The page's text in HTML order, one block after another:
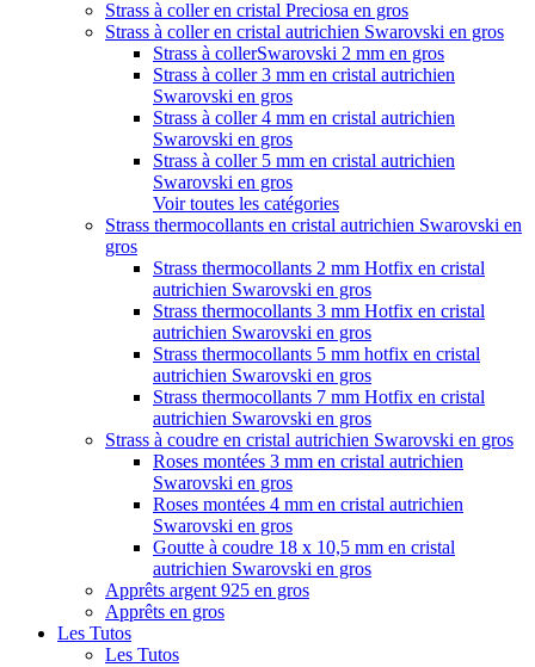
Strass à coller en cristal Preciosa en gros
Strass à coller en cristal autrichien Swarovski en gros
Strass à collerSwarovski 2 mm en gros
Strass à coller 3 mm en cristal autrichien
Swarovski en gros
Strass à coller 4 mm en cristal autrichien
Swarovski en gros
Strass à coller 5 mm en cristal autrichien
Swarovski en gros
Voir toutes les catégories
Strass thermocollants en cristal autrichien Swarovski en
gros
Strass thermocollants 2 mm Hotfix en cristal
autrichien Swarovski en gros
Strass thermocollants 3 mm Hotfix en cristal
autrichien Swarovski en gros
Strass thermocollants 5 mm hotfix en cristal
autrichien Swarovski en gros
Strass thermocollants 7 mm Hotfix en cristal
autrichien Swarovski en gros
Strass à coudre en cristal autrichien Swarovski en gros
Roses montées 3 mm en cristal autrichien
Swarovski en gros
Roses montées 4 mm en cristal autrichien
Swarovski en gros
Goutte à coudre 18 x 10,5 mm en cristal
autrichien Swarovski en gros
Apprêts argent 925 en gros
Apprêts en gros
Les Tutos
Les Tutos